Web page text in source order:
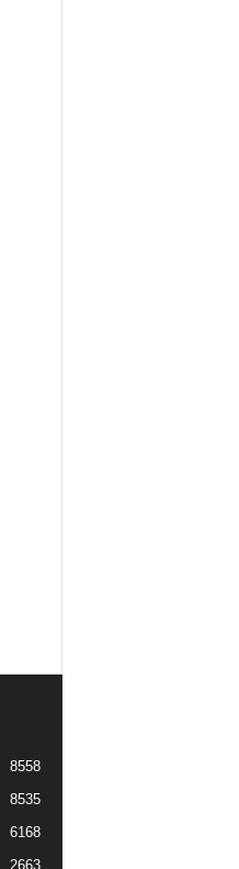
8558
8535
6168
2663